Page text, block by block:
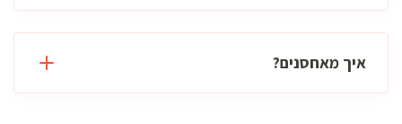
איך מאחסנים?